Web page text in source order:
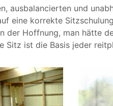
ausbalancierten und
eine korrekte
der Hoffnung, man hätte
Sitz ist die Basis jeder